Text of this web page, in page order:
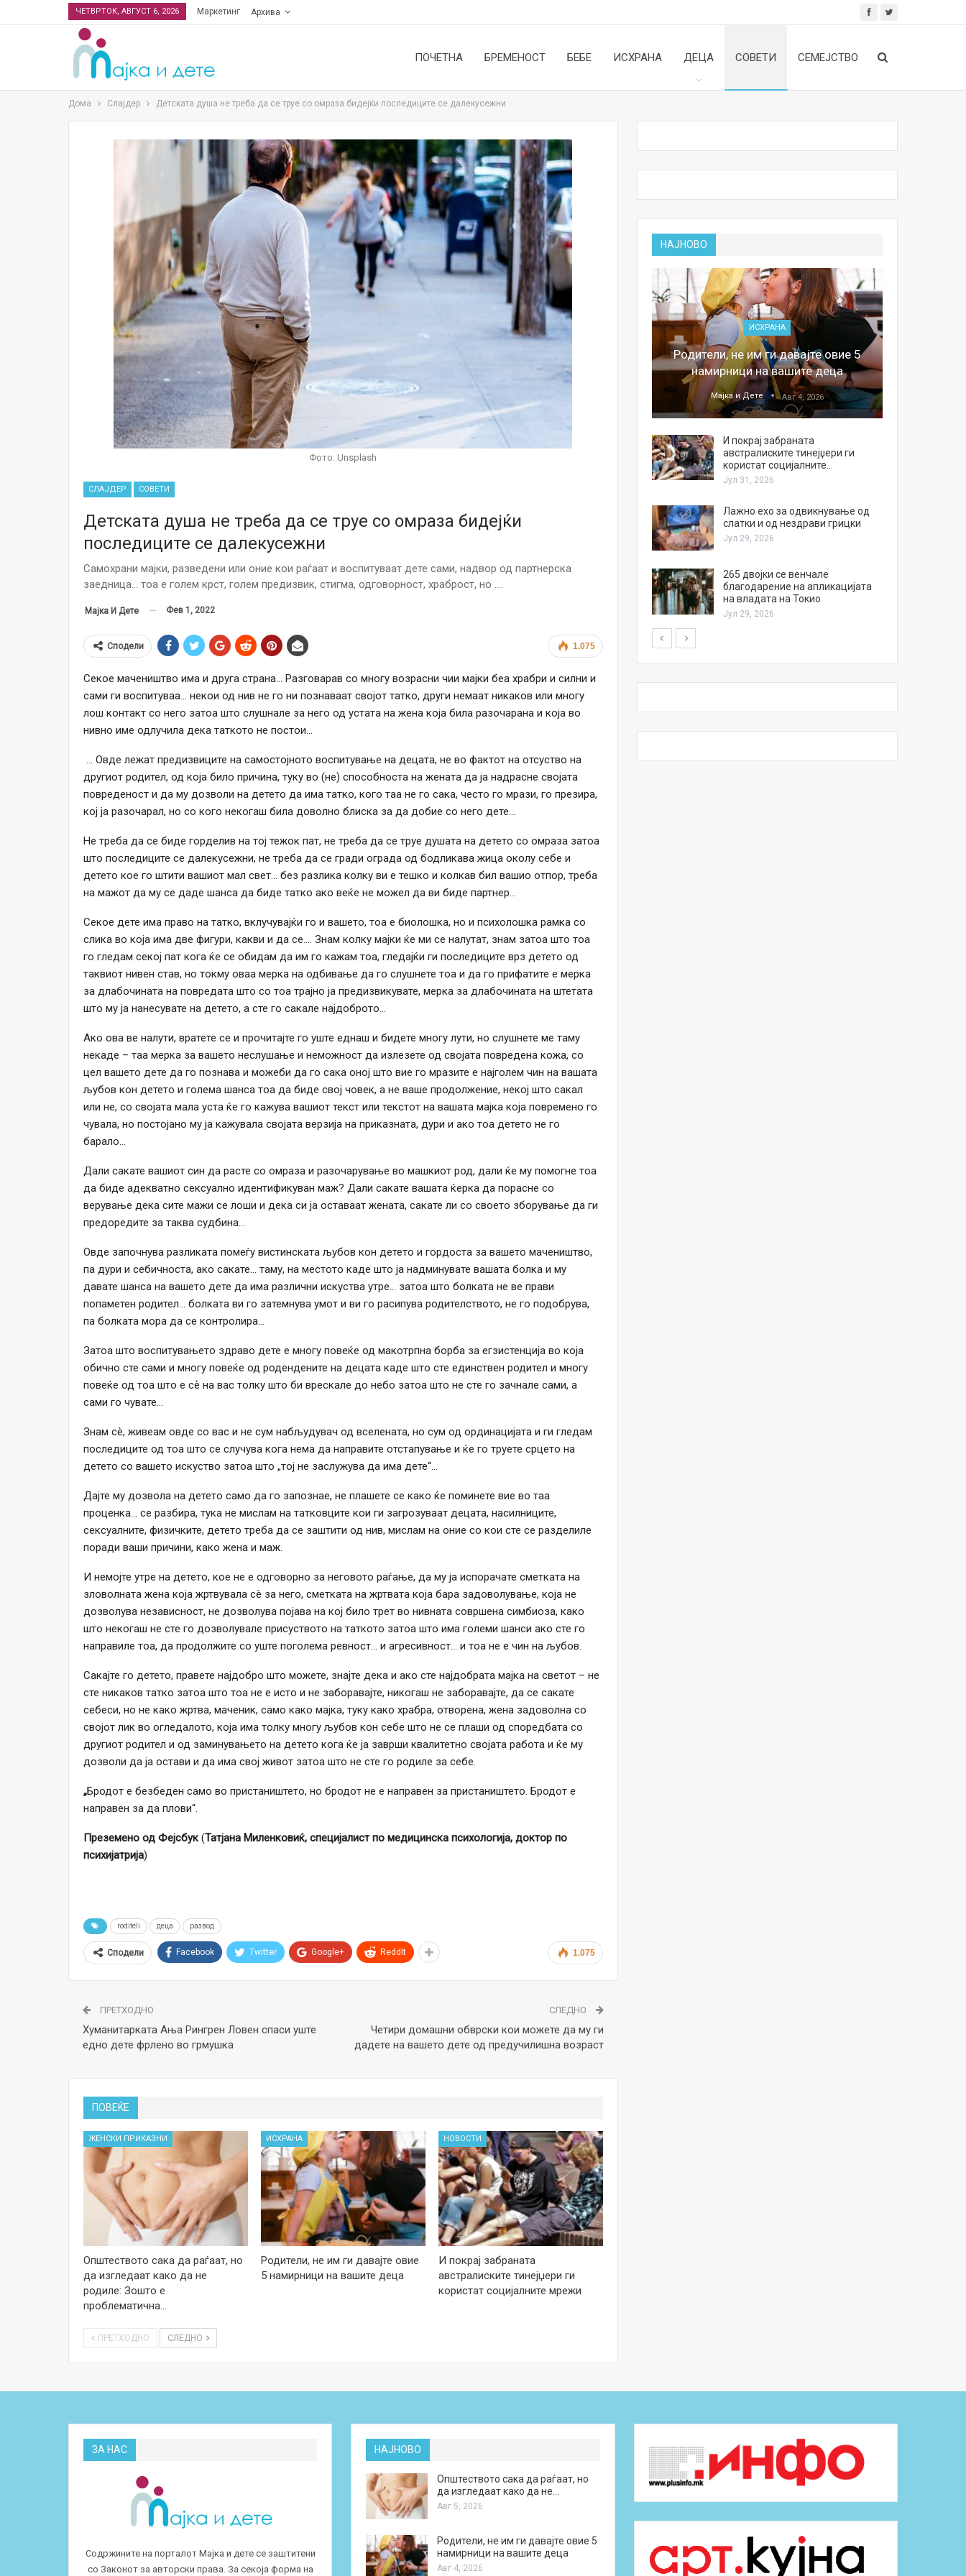
ЧЕТВРТОК, АВГУСТ 6, 2026 Маркетинг Архива
ПОЧЕТНА БРЕМЕНОСТ БЕБЕ ИСХРАНА ДЕЦА СОВЕТИ СЕМЕЈСТВО
Дома Слајдер Детската душа не треба да се труе со омраза бидејќи последиците се далекусежни
Фото: Unsplash
СЛАЈДЕР СОВЕТИ
Детската душа не треба да се труе со омраза бидејќи
последиците се далекусежни
Самохрани мајки, разведени или оние кои раѓаат и воспитуваат дете сами, надвор од партнерска
заедница… тоа е голем крст, голем предизвик, стигма, одговорност, храброст, но ….
Мајка И Дете Фев 1, 2022
1.075
Сподели
Секое мачеништво има и друга страна… Разговарав со многу возрасни чии мајки беа храбри и силни и
сами ги воспитуваа… некои од нив не го ни познаваат својот татко, други немаат никаков или многу
лош контакт со него затоа што слушнале за него од устата на жена која била разочарана и која во
нивно име одлучила дека таткото не постои…
… Овде лежат предизвиците на самостојното воспитување на децата, не во фактот на отсуство на
другиот родител, од која било причина, туку во (не) способноста на жената да ја надрасне својата
повреденост и да му дозволи на детето да има татко, кого таа не го сака, често го мрази, го презира,
кој ја разочарал, но со кого некогаш била доволно блиска за да добие со него дете…
Не треба да се биде горделив на тој тежок пат, не треба да се труе душата на детето со омраза затоа
што последиците се далекусежни, не треба да се гради ограда од бодликава жица околу себе и
детето кое го штити вашиот мал свет… без разлика колку ви е тешко и колкав бил вашио отпор, треба
на мажот да му се даде шанса да биде татко ако веќе не можел да ви биде партнер…
Секое дете има право на татко, вклучувајќи го и вашето, тоа е биолошка, но и психолошка рамка со
слика во која има две фигури, какви и да се…. Знам колку мајки ќе ми се налутат, знам затоа што тоа
го гледам секој пат кога ќе се обидам да им го кажам тоа, гледајќи ги последиците врз детето од
таквиот нивен став, но токму оваа мерка на одбивање да го слушнете тоа и да го прифатите е мерка
за длабочината на повредата што со тоа трајно ја предизвикувате, мерка за длабочината на штетата
што му ја нанесувате на детето, а сте го сакале најдоброто…
Ако ова ве налути, вратете се и прочитајте го уште еднаш и бидете многу лути, но слушнете ме таму
некаде – таа мерка за вашето неслушање и неможност да излезете од својата повредена кожа, со
цел вашето дете да го познава и можеби да го сака оној што вие го мразите е најголем чин на вашата
љубов кон детето и голема шанса тоа да биде свој човек, а не ваше продолжение, некој што сакал
или не, со својата мала уста ќе го кажува вашиот текст или текстот на вашата мајка која повремено го
чувала, но постојано му ја кажувала својата верзија на приказната, дури и ако тоа детето не го
барало…
Дали сакате вашиот син да расте со омраза и разочарување во машкиот род, дали ќе му помогне тоа
да биде адекватно сексуално идентификуван маж? Дали сакате вашата ќерка да порасне со
верување дека сите мажи се лоши и дека си ја оставаат жената, сакате ли со своето зборување да ги
предоредите за таква судбина…
Овде започнува разликата помеѓу вистинската љубов кон детето и гордоста за вашето мачеништво,
па дури и себичноста, ако сакате… таму, на местото каде што ја надминувате вашата болка и му
давате шанса на вашето дете да има различни искуства утре… затоа што болката не ве прави
попаметен родител… болката ви го затемнува умот и ви го расипува родителството, не го подобрува,
па болката мора да се контролира…
Затоа што воспитувањето здраво дете е многу повеќе од макотрпна борба за егзистенција во која
обично сте сами и многу повеќе од родендените на децата каде што сте единствен родител и многу
повеќе од тоа што е сѐ на вас толку што би врескале до небо затоа што не сте го зачнале сами, а
сами го чувате…
Знам сè, живеам овде со вас и не сум набљудувач од вселената, но сум од ординацијата и ги гледам
последиците од тоа што се случува кога нема да направите отстапување и ќе го труете срцето на
детето со вашето искуство затоа што „тој не заслужува да има дете“…
Дајте му дозвола на детето само да го запознае, не плашете се како ќе поминете вие во таа
проценка… се разбира, тука не мислам на татковците кои ги загрозуваат децата, насилниците,
сексуалните, физичките, детето треба да се заштити од нив, мислам на оние со кои сте се разделиле
поради ваши причини, како жена и маж.
И немојте утре на детето, кое не е одговорно за неговото раѓање, да му ја испорачате сметката на
зловолната жена која жртвувала сè за него, сметката на жртвата која бара задоволување, која не
дозволува независност, не дозволува појава на кој било трет во нивната совршена симбиоза, како
што некогаш не сте го дозволувале присуството на таткото затоа што има големи шанси ако сте го
направиле тоа, да продолжите со уште поголема ревност… и агресивност… и тоа не е чин на љубов.
Сакајте го детето, правете најдобро што можете, знајте дека и ако сте најдобрата мајка на светот – не
сте никаков татко затоа што тоа не е исто и не заборавајте, никогаш не заборавајте, да се сакате
себеси, но не како жртва, маченик, само како мајка, туку како храбра, отворена, жена задоволна со
својот лик во огледалото, која има толку многу љубов кон себе што не се плаши од споредбата со
другиот родител и од заминувањето на детето кога ќе ја заврши квалитетно својата работа и ќе му
дозволи да ја остави и да има свој живот затоа што не сте го родиле за себе.
„Бродот е безбеден само во пристаништето, но бродот не е направен за пристаништето. Бродот е
направен за да плови“.
Преземено од Фејсбук(Татјана Миленковиќ, специјалист по медицинска психологија, доктор по
психијатрија)
roditeli деца развод
1.075
Сподели Facebook Twitter Google+ ReddIt
ПРЕТХОДНО
Хуманитарката Ања Рингрен Ловен спаси уште
едно дете фрлено во грмушка
СЛЕДНО
Четири домашни обврски кои можете да му ги
дадете на вашето дете од предучилишна возраст
ПОВЕЌЕ
ЖЕНСКИ ПРИКАЗНИ
Општеството сака да раѓаат, но
да изгледаат како да не
родиле: Зошто е
проблематична…
ИСХРАНА
Родители, не им ги давајте овие
5 намирници на вашите деца
НОВОСТИ
И покрај забраната
австралиските тинејџери ги
користат социјалните мрежи
ПРЕТХОДНО СЛЕДНО
НАЈНОВО
НОВОСТИ
Малолетниците ќе бидат офлајн до
забрана за…
Мајка и Дете
Нов тест од крвта би можел да го
идентични ќерки: Чудо што се
И многу среќа не е на арно! Жена
ИСХРАНА
Родители, не им ги давајте овие 5
намирници на вашите деца
Мајка и Дете Авг 4, 2026
И покрај забраната
австралиските тинејџери ги
користат социјалните…
Јул 31, 2026
Лажно ехо за одвикнување од
слатки и од нездрави грицки
Јул 29, 2026
265 двојки се венчале
благодарение на апликацијата
на владата на Токио
Јул 29, 2026
ЗА НАС
Содржините на порталот Мајка и дете се заштитени
со Законот за авторски права. За секоја форма на
НАЈНОВО
Општеството сака да раѓаат, но
да изгледаат како да не…
Авг 5, 2026
Родители, не им ги давајте овие 5
намирници на вашите деца
Авг 4, 2026